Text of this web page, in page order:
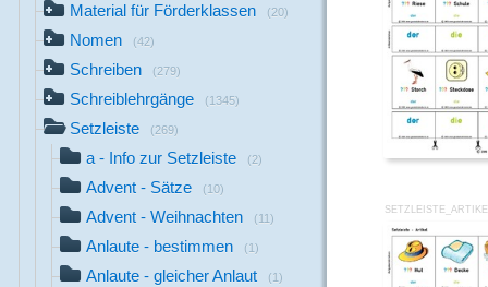
Material für Förderklassen (20)
Nomen (42)
Schreiben (279)
Schreiblehrgänge (1345)
Setzleiste (269)
a - Info zur Setzleiste (2)
Advent - Sätze (10)
Advent - Weihnachten (11)
Anlaute - bestimmen (1)
Anlaute - gleicher Anlaut (1)